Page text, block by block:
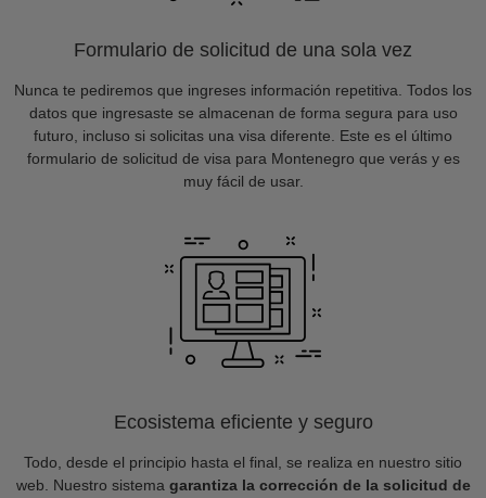
Formulario de solicitud de una sola vez
Nunca te pediremos que ingreses información repetitiva. Todos los
datos que ingresaste se almacenan de forma segura para uso
futuro, incluso si solicitas una visa diferente. Este es el último
formulario de solicitud de visa para Montenegro que verás y es
muy fácil de usar.
Ecosistema eficiente y seguro
Todo, desde el principio hasta el final, se realiza en nuestro sitio
web. Nuestro sistema garantiza la corrección de la solicitud de